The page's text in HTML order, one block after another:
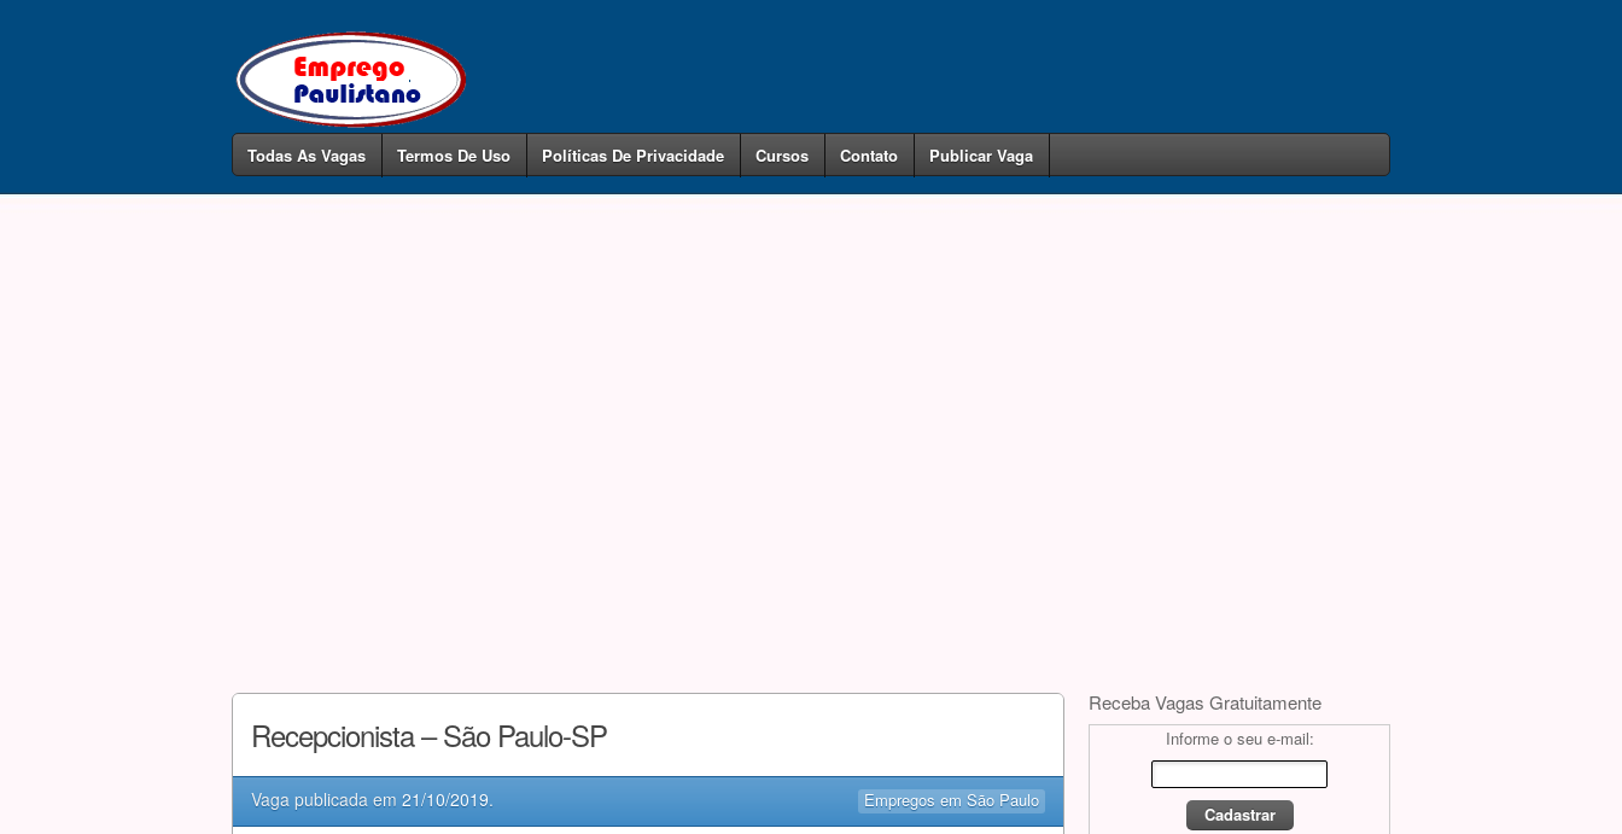
Todas As Vagas Termos De Uso Políticas De Privacidade Cursos Contato Publicar Vaga
Recepcionista – São Paulo-SP
Empregos em São Paulo
Vaga publicada em 21/10/2019.
Receba Vagas Gratuitamente
Informe o seu e-mail: